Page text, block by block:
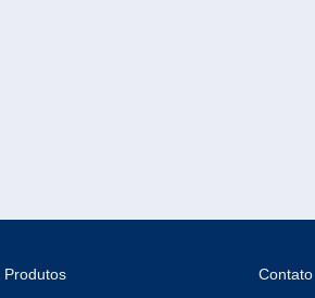
Produtos Contato